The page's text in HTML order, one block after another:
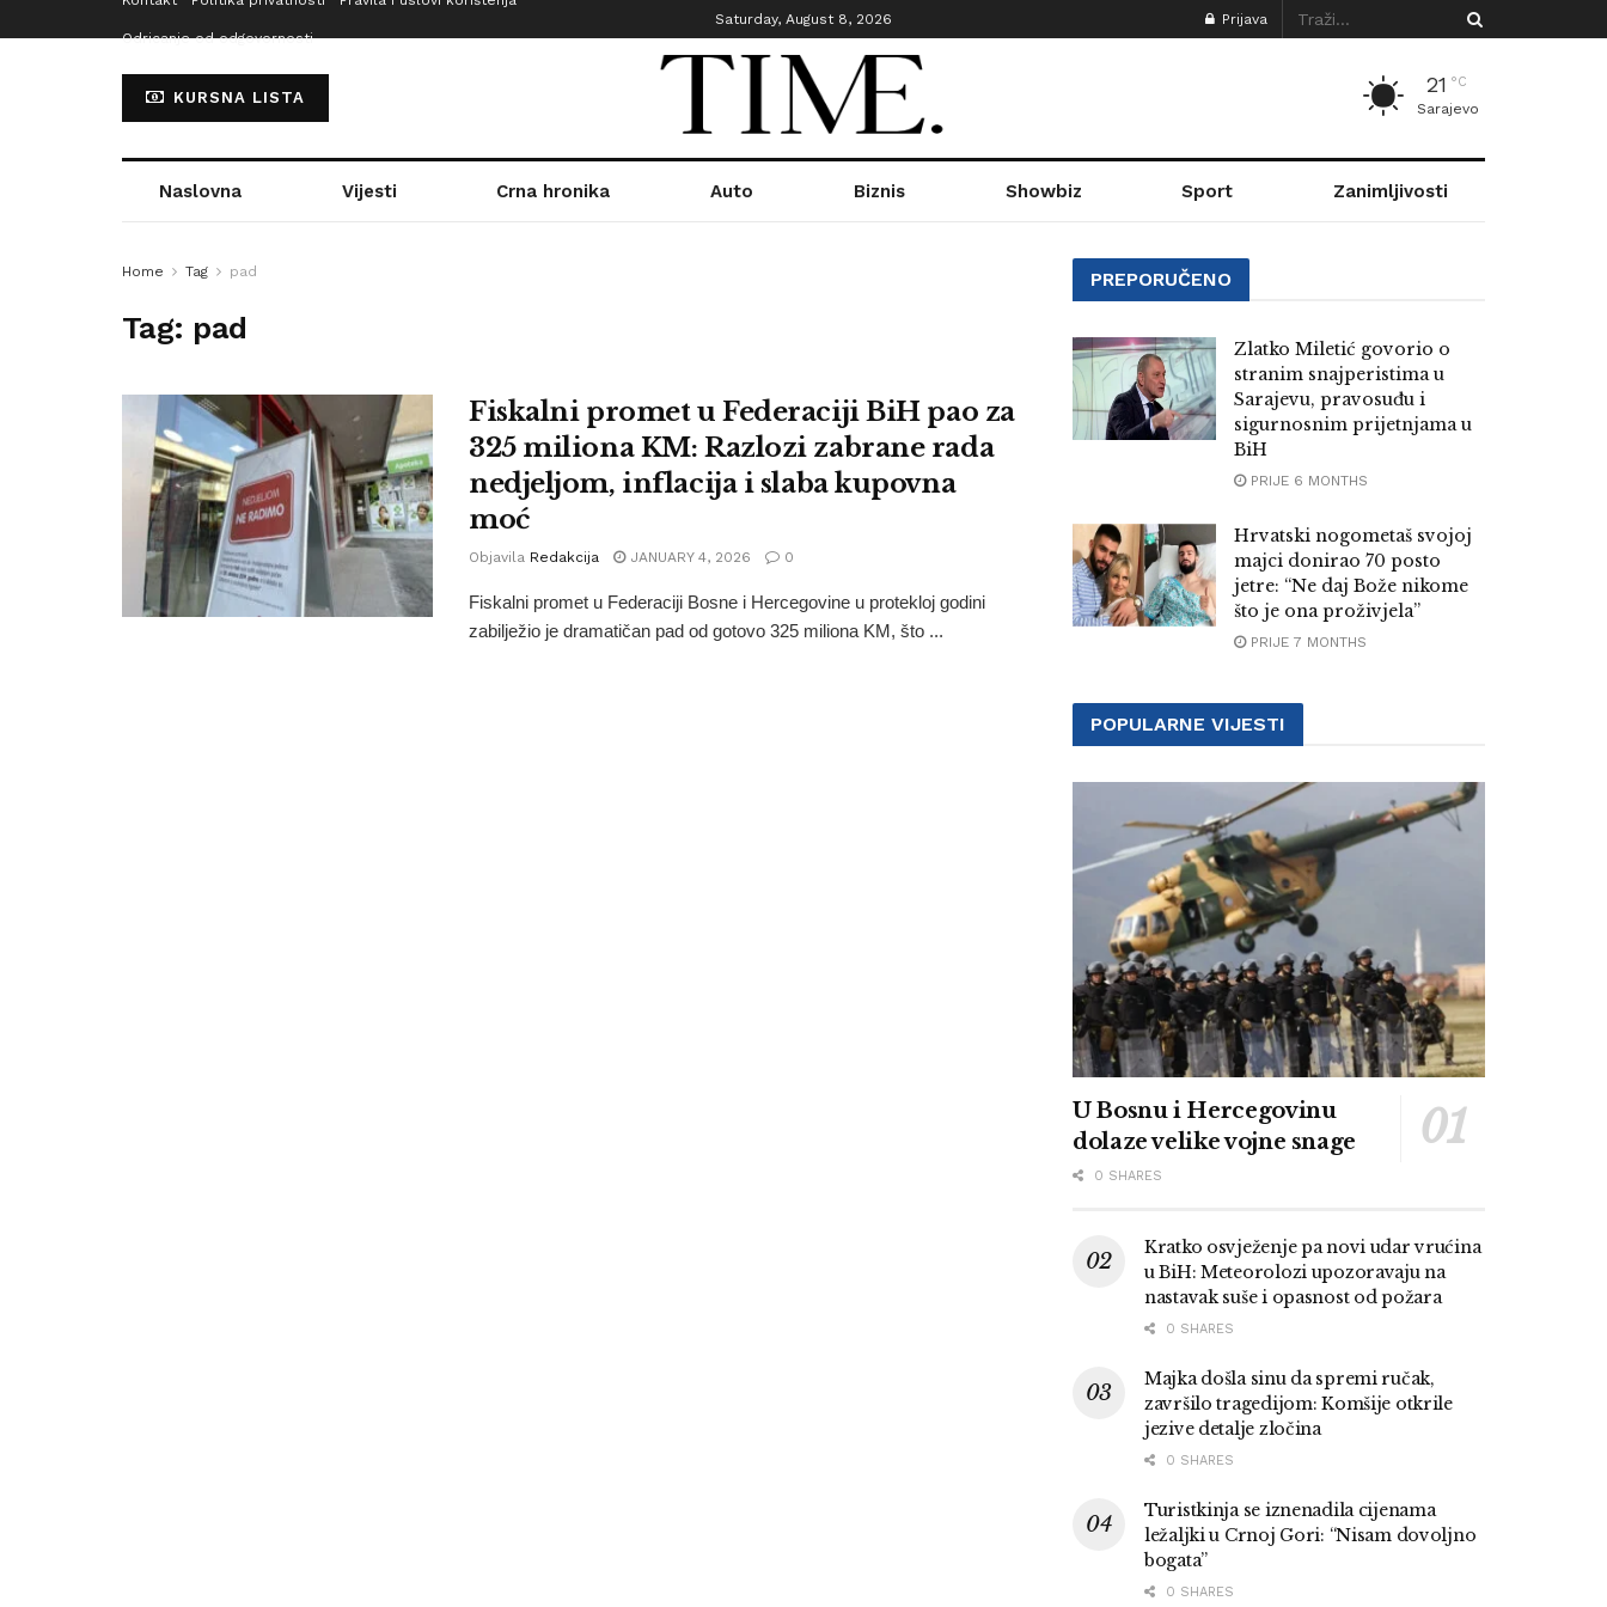
Odricanje od odgovornosti
Saturday, August 8, 2026 Prijava
KURSNA LISTA
21 °C
Sarajevo
Naslovna Vijesti Crna hronika Auto Biznis Showbiz Sport Zanimljivosti
Home Tag pad
Tag: pad
Fiskalni promet u Federaciji BiH pao za
325 miliona KM: Razlozi zabrane rada
nedjeljom, inflacija i slaba kupovna
moć
Objavila Redakcija JANUARY 4, 2026 0
Fiskalni promet u Federaciji Bosne i Hercegovine u protekloj godini
zabilježio je dramatičan pad od gotovo 325 miliona KM, što ...
PREPORUČENO
Zlatko Miletić govorio o
stranim snajperistima u
Sarajevu, pravosuđu i
sigurnosnim prijetnjama u
BiH
PRIJE 6 MONTHS
Hrvatski nogometaš svojoj
majci donirao 70 posto
jetre: “Ne daj Bože nikome
što je ona proživjela”
PRIJE 7 MONTHS
POPULARNE VIJESTI
U Bosnu i Hercegovinu
dolaze velike vojne snage
0 SHARES
Kratko osvježenje pa novi udar vrućina
u BiH: Meteorolozi upozoravaju na
nastavak suše i opasnost od požara
0 SHARES
Majka došla sinu da spremi ručak,
završilo tragedijom: Komšije otkrile
jezive detalje zločina
0 SHARES
Turistkinja se iznenadila cijenama
ležaljki u Crnoj Gori: “Nisam dovoljno
bogata”
0 SHARES